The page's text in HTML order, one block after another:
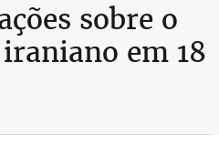
sobre o
em 18